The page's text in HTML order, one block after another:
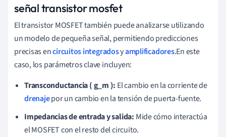
señal transistor mosfet
El transistor MOSFET también puede analizarse utilizando
un modelo de pequeña señal, permitiendo predicciones
precisas encircuitos integradosyamplificadores.En este
caso, los parámetros clave incluyen:
Transconductancia ( g_m ): El cambio en la corriente de
drenajepor un cambio en la tensión de puerta-fuente.
Impedancias de entrada y salida: Mide cómo interactúa
el MOSFET con el resto del circuito.